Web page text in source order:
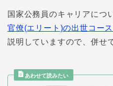
国家公務員のキャリアにつ
官僚(エリート)の出世コー
説明していますので、併せ